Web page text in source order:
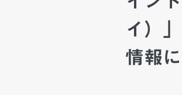
イ）
情報